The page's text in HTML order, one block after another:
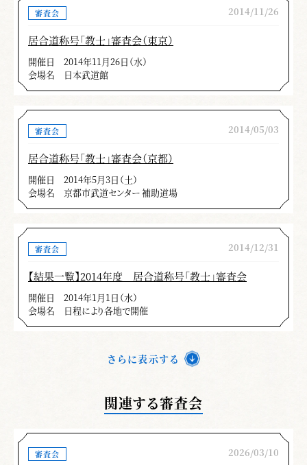
審査会 2014/11/26
居合道称号「教士」審査会（東京）
開催日
2014年11月26日（水）
会場名
日本武道館
審査会 2014/05/03
居合道称号「教士」審査会（京都）
開催日
2014年5月3日（土）
会場名
京都市武道センター 補助道場
審査会 2014/12/31
【結果一覧】2014年度 居合道称号「教士」審査会
開催日
2014年1月1日（水）
会場名
日程により各地で開催
さらに表示する
関連する審査会
審査会 2026/03/10